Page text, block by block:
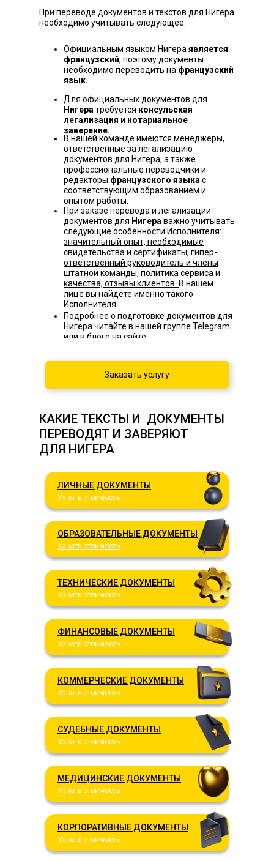
При переводе документов и текстов для Нигера
необходимо учитывать следующее:
Официальным языком Нигера является
французский, поэтому документы
необходимо переводить на французский
язык.
Для официальных документов для
Нигера требуется консульская
легализация и нотариальное
заверение.
В нашей команде имеются менеджеры,
ответственные за легализацию
документов для Нигера, а также
профессиональные переводчики и
редакторы французского языка с
соответствующим образованием и
опытом работы.
При заказе перевода и легализации
документов для Нигера важно учитывать
следующие особенности Исполнителя:
значительный опыт, необходимые
свидетельства и сертификаты, гипер-
ответственный руководитель и члены
штатной команды, политика сервиса и
качества, отзывы клиентов. В нашем
лице вы найдете именно такого
Исполнителя.
Подробнее о подготовке документов для
Нигера читайте в нашей группе Telegram
или в блоге на сайте.
Заказать услугу
КАКИЕ ТЕКСТЫ И ДОКУМЕНТЫ
ПЕРЕВОДЯТ И ЗАВЕРЯЮТ
ДЛЯ НИГЕРА
ЛИЧНЫЕ ДОКУМЕНТЫ
Узнать стоимость
ФИНАНСОВЫЕ ДОКУМЕНТЫ
Узнать стоимость
МЕДИЦИНСКИЕ ДОКУМЕНТЫ
Узнать стоимость
ОБРАЗОВАТЕЛЬНЫЕ ДОКУМЕНТЫ
Узнать стоимость
КОММЕРЧЕСКИЕ ДОКУМЕНТЫ
Узнать стоимость
КОРПОРАТИВНЫЕ ДОКУМЕНТЫ
Узнать стоимость
ТЕХНИЧЕСКИЕ ДОКУМЕНТЫ
Узнать стоимость
СУДЕБНЫЕ ДОКУМЕНТЫ
Узнать стоимость